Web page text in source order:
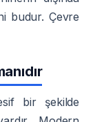
budur. Çevre
bir şekilde